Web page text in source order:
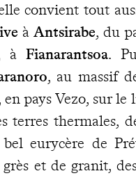
convient tout
à Antsirabe, du
à Fianarantsoa.
, au massif
en pays Vezo, sur
terres thermales,
eurycère de
et de granit,